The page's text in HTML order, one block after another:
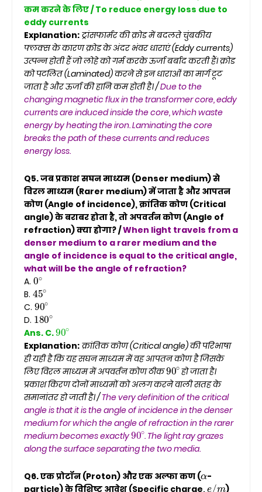
कम करने के लिए / To reduce energy loss due to
eddy currents
Explanation: ट्रांसफार्मर की क्रोड में बदलते चुंबकीय
फ्लक्स के कारण क्रोड के अंदर भंवर धाराएं (Eddy currents)
उत्पन्न होती हैं जो लोहे को गर्म करके ऊर्जा बर्बाद करती हैं। क्रोड
को पटलित (Laminated) करने से इन धाराओं का मार्ग टूट
जाता है और ऊर्जा की हानि कम होती है। /Due to the
changing magnetic flux in the transformer core, eddy
currents are induced inside the core, which waste
energy by heating the iron. Laminating the core
breaks the path of these currents and reduces
energy loss.
Q5. जब प्रकाश सघन माध्यम (Denser medium) से
विरल माध्यम (Rarer medium) में जाता है और आपतन
कोण (Angle of incidence), क्रांतिक कोण (Critical
angle) के बराबर होता है, तो अपवर्तन कोण (Angle of
refraction) क्या होगा? /When light travels from a
denser medium to a rarer medium and the
angle of incidence is equal to the critical angle,
what will be the angle of refraction?
A. 0∘
B. 45
C. 90∘
D. 180∘
Ans. C. 90
Explanation: क्रांतिक कोण (Critical angle) की परिभाषा
ही यही है कि यह सघन माध्यम में वह आपतन कोण है जिसके
लिए विरल माध्यम में अपवर्तन कोण ठीक90∘हो जाता है।
प्रकाश किरण दोनों माध्यमों को अलग करने वाली सतह के
समानांतर हो जाती है। /The very definition of the critical
angle is that it is the angle of incidence in the denser
medium for which the angle of refraction in the rarer
medium becomes exactly90∘
. The light ray grazes
along the surface separating the two media.
Q6. एक प्रोटॉन (Proton) और एक अल्फा कण (α -
particle) के विशिष्ट आवेश (Specific charge,
/ m
)